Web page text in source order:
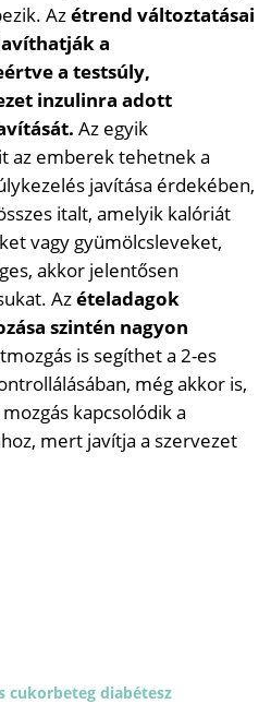
Azétrend változtatásai
a
a testsúly,
inzulinra adott
Az egyik
az emberek tehetnek a
javítása érdekében,
italt, amelyik kalóriát
vagy gyümölcsleveket,
akkor jelentősen
Azételadagok
szintén nagyon
is segíthet a 2-es
még akkor is,
kapcsolódik a
mert javítja a szervezet
cukorbeteg diabétesz